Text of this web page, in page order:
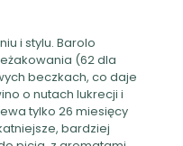
i stylu. Barolo
(62 dla
beczkach, co daje
o nutach lukrecji i
tylko 26 miesięcy
bardziej